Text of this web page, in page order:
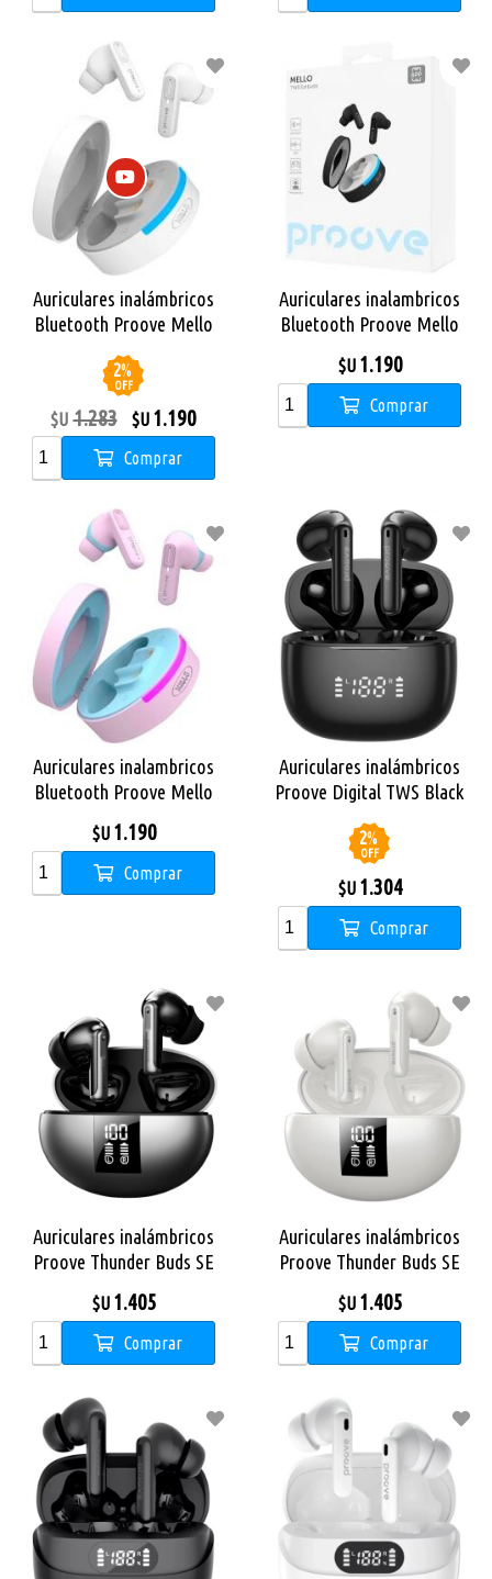
Auriculares inalámbricos
Bluetooth Proove Mello
TWS ANC White
2%
OFF
$U 1.283 $U 1.190
Comprar
Auriculares inalambricos
Bluetooth Proove Mello
$U 1.190
Comprar
Auriculares inalambricos
Bluetooth Proove Mello
$U 1.190
Comprar
Auriculares inalámbricos
Proove Digital TWS Black
2%
OFF
$U 1.304
Comprar
Auriculares inalámbricos
Proove Thunder Buds SE
$U 1.405
Comprar
Auriculares inalámbricos
Proove Thunder Buds SE
$U 1.405
Comprar